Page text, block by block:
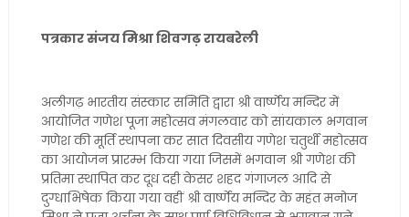
पत्रकार संजय मिश्रा शिवगढ़ रायबरेली
अलीगढ़ भारतीय संस्कार समिति द्वारा श्री वार्ष्णेय मन्दिर में
आयोजित गणेश पूजा महोत्सव मंगलवार को सांयकाल भगवान
गणेश की मूर्ति स्थापना कर सात दिवसीय गणेश चतुर्थी महोत्सव
का आयोजन प्रारम्भ किया गया जिसमें भगवान श्री गणेश की
प्रतिमा स्थापित कर दूध दही केसर शहद गंगाजल आदि से
दुग्धाभिषेक किया गया वहीं श्री वार्ष्णेय मन्दिर के महंत मनोज